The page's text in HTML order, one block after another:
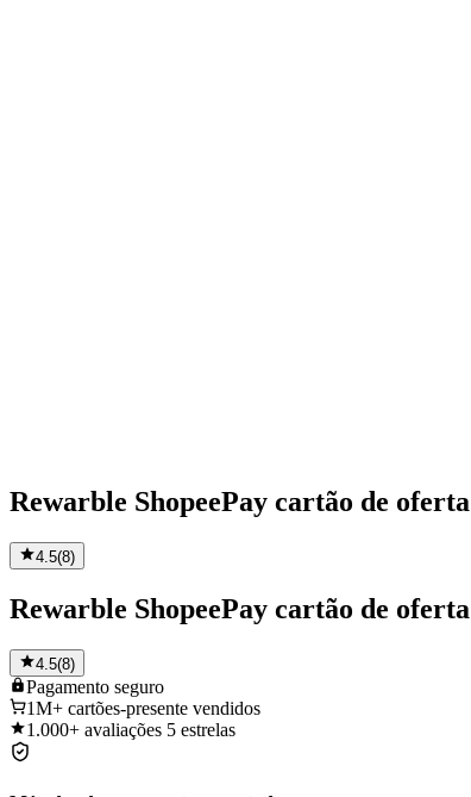
Rewarble ShopeePay cartão de oferta
4.5(8)
Rewarble ShopeePay cartão de oferta
4.5(8)
Pagamento seguro
1M+ cartões-presente vendidos
1.000+ avaliações 5 estrelas